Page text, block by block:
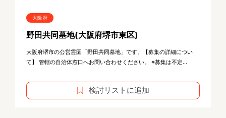
大阪府
野田共同墓地(大阪府堺市東区)
大阪府堺市の公営霊園「野田共同墓地」です。【募集の詳細につい
て】 管轄の自治体窓口へお問い合わせください。 ※募集は不定...
検討リストに追加